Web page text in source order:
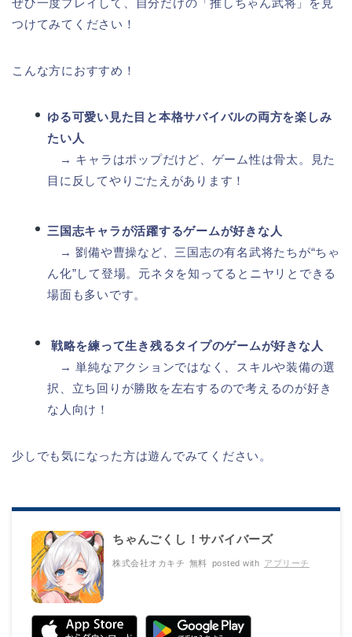
ぜひ一度プレイして、自分だけの「推しちゃん武将」を見
つけてみてください！
こんな方におすすめ！
ゆる可愛い見た目と本格サバイバルの両方を楽しみ
たい人
→ キャラはポップだけど、ゲーム性は骨太。見た
目に反してやりごたえがあります！
三国志キャラが活躍するゲームが好きな人
→ 劉備や曹操など、三国志の有名武将たちが“ちゃ
ん化”して登場。元ネタを知ってるとニヤリとできる
場面も多いです。
戦略を練って生き残るタイプのゲームが好きな人
→ 単純なアクションではなく、スキルや装備の選
択、立ち回りが勝敗を左右するので考えるのが好き
な人向け！
少しでも気になった方は遊んでみてください。
ちゃんごくし！サバイバーズ
株式会社オカキチ 無料 posted with アプリーチ